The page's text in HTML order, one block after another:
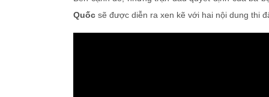
Quốc sẽ được diễn ra xen kẽ với hai nội dung thi